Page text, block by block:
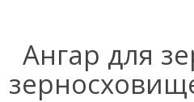
Ангар для